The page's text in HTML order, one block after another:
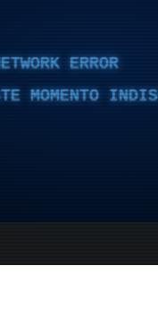
ERROR
MOMENTO